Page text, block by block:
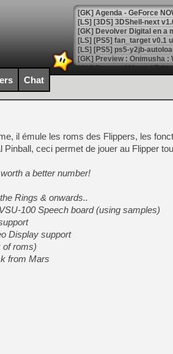
[GK] Agenda - GeForce
[GK] Devolver Digital en a
[LS] [PS5] ps5-y2jb-
[GK] Pourquoi Marvel
[GK] Test : Restory : Chill
[GK] GTA 6 : Rockstar
[GK] Hot Wheels Infinite
[GK] Mémoire cash -
[GK] Résultats Nintendo :
[GK] Déjà des
[Mo5] Brickboy cherche à
[GK] Minecraft et ses «
[GK] Beast of
[GK] Ubisoft : fin de partie
[GK] Mémoire cash -
[GK] Dan Houser (GTA)
[GK] Comment EA Sports
[GK] Crimson Moon : un
[GK] Isle of Reveries : le
[GK] Moonlighter 2 : The
[GK] Capcom relance
[Mo5] Deux inédits du
[GK] Le beat'em up The
[GK] Endless Legend 2 :
Chat
il émule les roms des Flippers, les
ceci permet de jouer au Flipper
a better number!
Rings & onwards..
100 Speech board (using samples)
Display support
of roms)
from Mars